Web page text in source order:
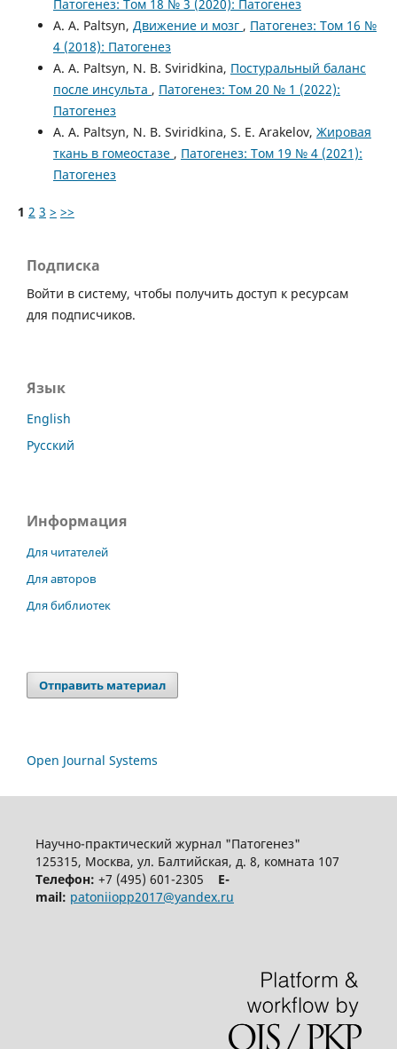
Патогенез: Том 18 № 3 (2020): Патогенез
A. A. Paltsyn, Движение и мозг , Патогенез: Том 16 №
4 (2018): Патогенез
A. A. Paltsyn, N. B. Sviridkina, Постуральный баланс
после инсульта , Патогенез: Том 20 № 1 (2022):
Патогенез
A. A. Paltsyn, N. B. Sviridkina, S. E. Arakelov, Жировая
ткань в гомеостазе , Патогенез: Том 19 № 4 (2021):
Патогенез
1 2 3 > >>
Подписка
Войти в систему, чтобы получить доступ к ресурсам
для подписчиков.
Язык
English
Русский
Информация
Для читателей
Для авторов
Для библиотек
Отправить материал
Open Journal Systems
Научно-практический журнал "Патогенез"
125315, Москва, ул. Балтийская, д. 8, комната 107
Телефон: +7 (495) 601-2305 E-
mail: patoniiopp2017@yandex.ru